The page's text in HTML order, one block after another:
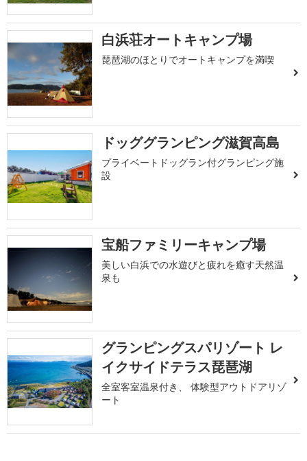
白浜荘オートキャンプ場
琵琶湖のほとりでオートキャンプを満喫
ドッググランピング滋賀高島
プライベートドッグラン付グランピング施
設
宝船ファミリーキャンプ場
美しい白浜での水遊びと疲れを癒す天然温
泉も
グランピングスパリゾート レ
イクサイドテラス琵琶湖
全室客室温泉付き、 体験型アウトドアリゾ
ート